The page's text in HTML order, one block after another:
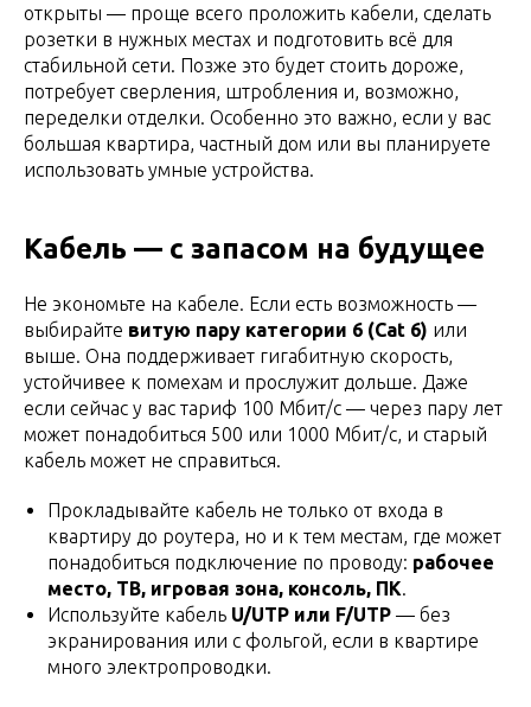
открыты — проще всего проложить кабели, сделать
розетки в нужных местах и подготовить всё для
стабильной сети. Позже это будет стоить дороже,
потребует сверления, штробления и, возможно,
переделки отделки. Особенно это важно, если у вас
большая квартира, частный дом или вы планируете
использовать умные устройства.
Кабель — с запасом на будущее
Не экономьте на кабеле. Если есть возможность —
выбирайте витую пару категории 6 (Cat 6) или
выше. Она поддерживает гигабитную скорость,
устойчивее к помехам и прослужит дольше. Даже
если сейчас у вас тариф 100 Мбит/с — через пару лет
может понадобиться 500 или 1000 Мбит/с, и старый
кабель может не справиться.
Прокладывайте кабель не только от входа в
квартиру до роутера, но и к тем местам, где может
понадобиться подключение по проводу: рабочее
место, ТВ, игровая зона, консоль, ПК.
Используйте кабель U/UTP или F/UTP — без
экранирования или с фольгой, если в квартире
много электропроводки.